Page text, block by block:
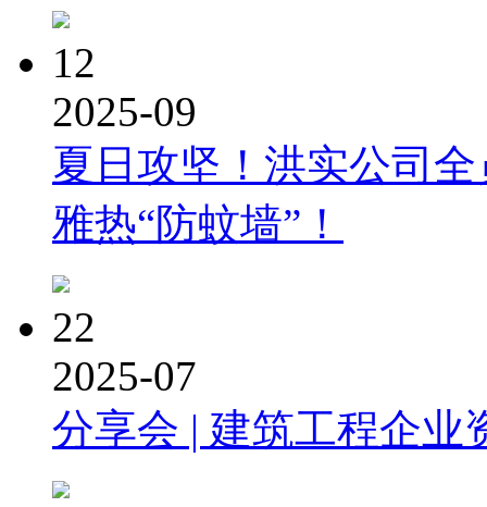
12
2025-09
夏日攻坚！洪实公司
雅热“防蚊墙”！
22
2025-07
分享会 | 建筑工程企业